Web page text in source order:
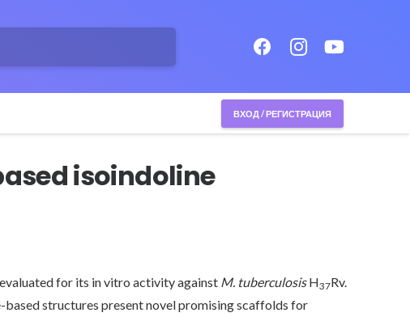
ВХОД / РЕГИСТРАЦИЯ
isoindoline
for its in vitro activity against M. tuberculosisH37Rv.
structures present novel promising scaffolds for